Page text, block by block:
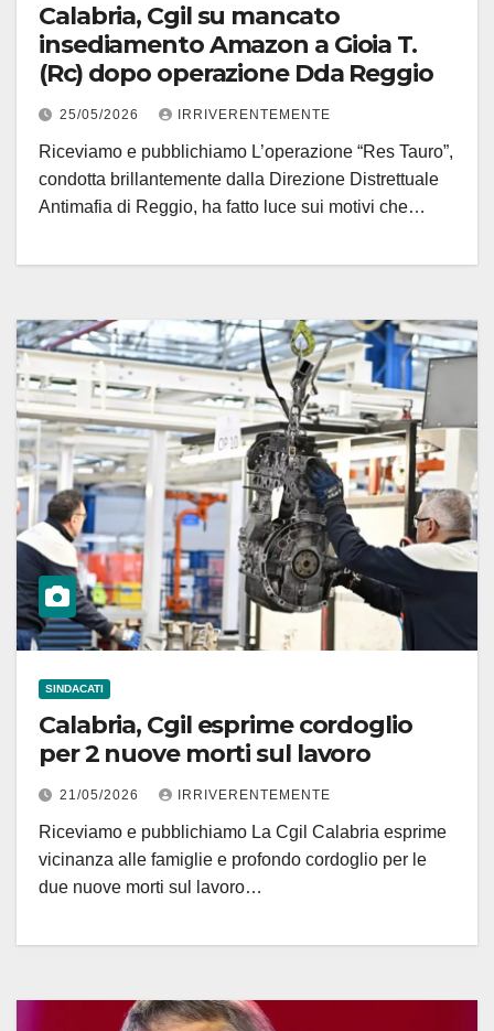
Calabria, Cgil su mancato
insediamento Amazon a Gioia T.
(Rc) dopo operazione Dda Reggio
25/05/2026 IRRIVERENTEMENTE
Riceviamo e pubblichiamo L’operazione “Res Tauro”,
condotta brillantemente dalla Direzione Distrettuale
Antimafia di Reggio, ha fatto luce sui motivi che…
SINDACATI
Calabria, Cgil esprime cordoglio
per 2 nuove morti sul lavoro
21/05/2026 IRRIVERENTEMENTE
Riceviamo e pubblichiamo La Cgil Calabria esprime
vicinanza alle famiglie e profondo cordoglio per le
due nuove morti sul lavoro…